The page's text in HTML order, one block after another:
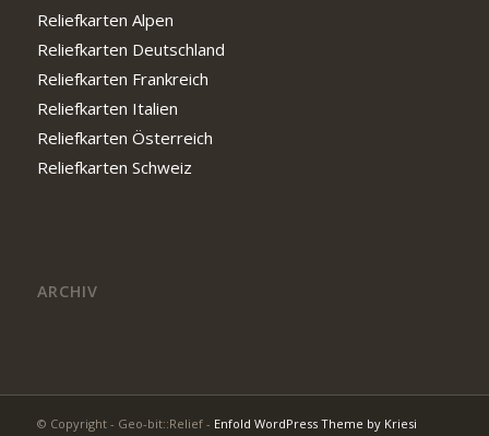
Reliefkarten Alpen
Reliefkarten Deutschland
Reliefkarten Frankreich
Reliefkarten Italien
Reliefkarten Österreich
Reliefkarten Schweiz
ARCHIV
© Copyright - Geo-bit::Relief - Enfold WordPress Theme by Kriesi